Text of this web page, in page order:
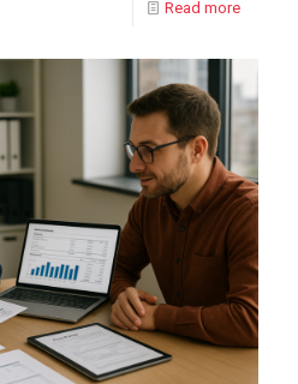
Read more